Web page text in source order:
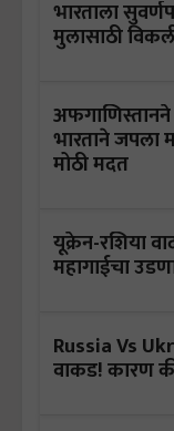
भारताला
मुलासाठी
भारताने जपला
मोठी मदत
यूक्रेन-रशिया
महागाईचा
Russia Vs
वाकड! कारण